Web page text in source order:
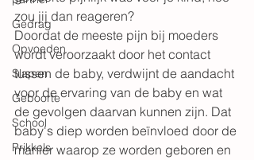
Gedrag
Opvoeden
Slapen
Geboorte
School
Prikkels
zou jij dan reageren?
Doordat de meeste pijn bij moeders
wordt veroorzaakt door het contact
tussen de baby, verdwijnt de aandacht
voor de ervaring van de baby en wat
de gevolgen daarvan kunnen zijn. Dat
baby's diep worden beïnvloed door de
manier waarop ze worden geboren en